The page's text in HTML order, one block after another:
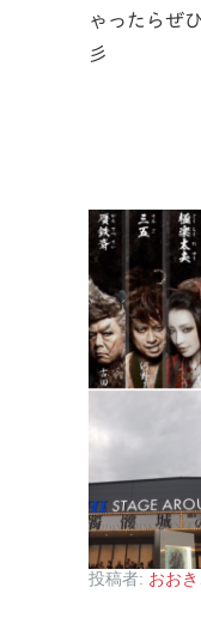
ゃったらぜ
彡
投稿者: おお